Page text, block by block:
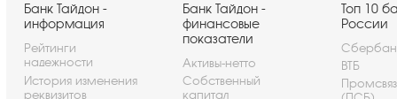
Банк Тайдон -
информация
Рейтинги
надежности
История изменения
реквизитов
Банк Тайдон -
финансовые
показатели
Активы-нетто
Собственный
капитал
Топ 10
России
ВТБ